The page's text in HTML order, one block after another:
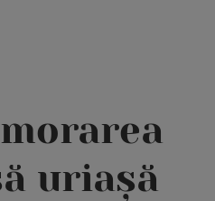
uriașă